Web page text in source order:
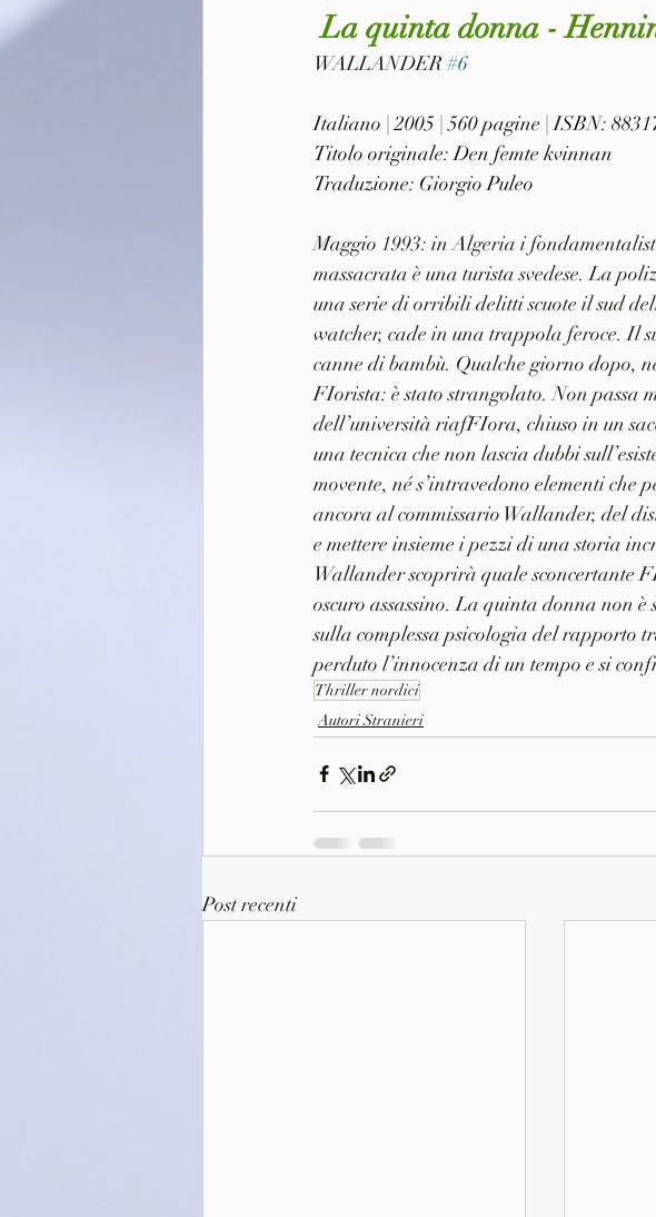
La quinta donna -
WALLANDER #6
Italiano | 2005 | 560 pagine | ISBN:
Titolo originale: Den femte kvinnan
Traduzione: Giorgio Puleo
Maggio 1993: in Algeria i
massacrata è una turista svedese. La
una serie di orribili delitti scuote il sud
watcher, cade in una trappola feroce. Il
canne di bambù. Qualche giorno dopo,
FIorista: è stato strangolato. Non passa
dell’università riafFIora, chiuso in un
una tecnica che non lascia dubbi
movente, né s’intravedono elementi
ancora al commissario Wallander, del
e mettere insieme i pezzi di una storia
Wallander scoprirà quale sconcertante
oscuro assassino. La quinta donna non
sulla complessa psicologia del rapporto
perduto l’innocenza di un tempo e si
Thriller nordici
Autori Stranieri
Post recenti